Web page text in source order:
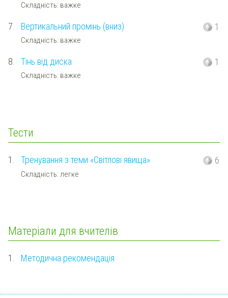
Складність: важке
7. Вертикальний промінь (вниз)
Складність: важке
1
8. Тінь від диска
Складність: важке
1
Тести
1. Тренування з теми «Світлові явища»
Складність: легке
6
Матеріали для вчителів
1. Методична рекомендація